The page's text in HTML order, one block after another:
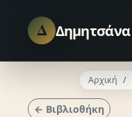
Δ Δημητσάνα
Αρχική
← Βιβλιοθήκη